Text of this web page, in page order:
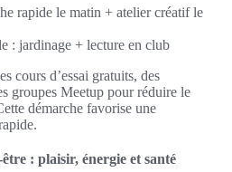
rapide le matin + atelier créatif le
: jardinage + lecture en club
cours d’essai gratuits, des
groupes Meetup pour réduire le
démarche favorise une
: plaisir, énergie et santé